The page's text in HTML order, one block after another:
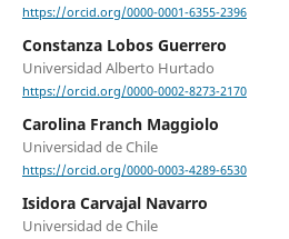
https://orcid.org/0000-0001-6355-2396
Constanza Lobos Guerrero
Universidad Alberto Hurtado
https://orcid.org/0000-0002-8273-2170
Carolina Franch Maggiolo
Universidad de Chile
https://orcid.org/0000-0003-4289-6530
Isidora Carvajal Navarro
Universidad de Chile